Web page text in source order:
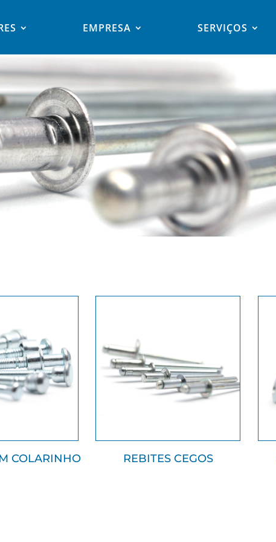
EMPRESA SERVIÇOS
COLARINHO REBITES CEGOS